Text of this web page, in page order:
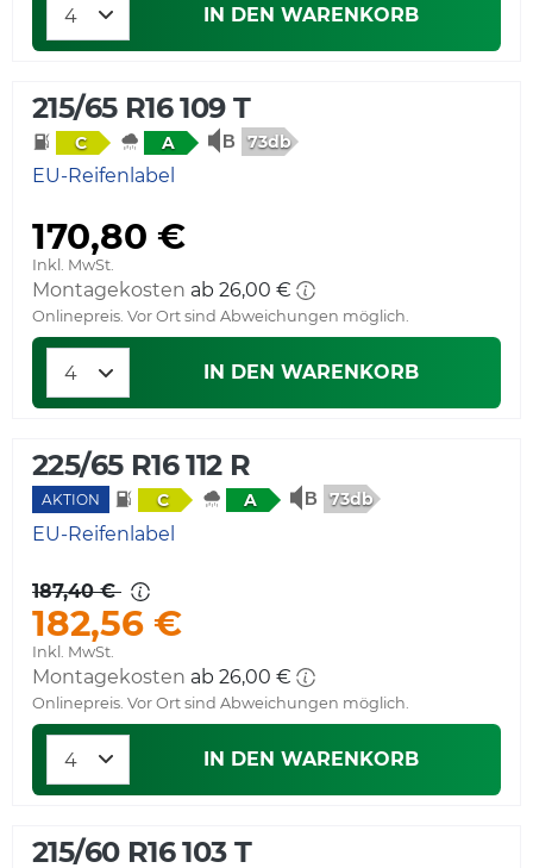
IN DEN WARENKORB
215/65 R16 109 T
C A 73db
EU-Reifenlabel
170,80 €
Inkl. MwSt.
Montagekosten ab 26,00 €
Onlinepreis. Vor Ort sind Abweichungen möglich.
IN DEN WARENKORB
225/65 R16 112 R
AKTION C A 73db
EU-Reifenlabel
187,40 €
182,56 €
Inkl. MwSt.
Montagekosten ab 26,00 €
Onlinepreis. Vor Ort sind Abweichungen möglich.
IN DEN WARENKORB
215/60 R16 103 T